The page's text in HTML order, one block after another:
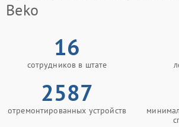
Beko
16
сотрудников в штате
2587
отремонтированных устройств